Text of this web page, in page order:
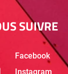
SUIVRE
Facebook
Instagram